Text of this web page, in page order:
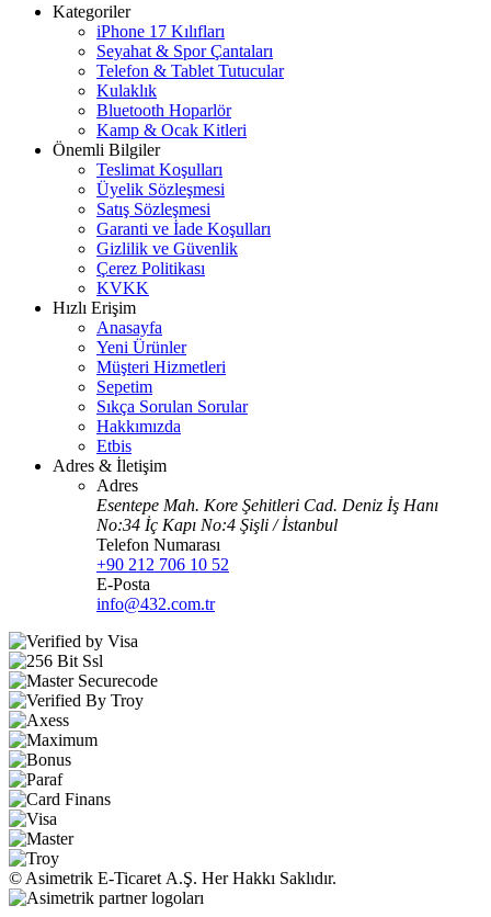
Kategoriler
iPhone 17 Kılıfları
Seyahat & Spor Çantaları
Telefon & Tablet Tutucular
Kulaklık
Bluetooth Hoparlör
Kamp & Ocak Kitleri
Önemli Bilgiler
Teslimat Koşulları
Üyelik Sözleşmesi
Satış Sözleşmesi
Garanti ve İade Koşulları
Gizlilik ve Güvenlik
Çerez Politikası
KVKK
Hızlı Erişim
Anasayfa
Yeni Ürünler
Müşteri Hizmetleri
Sepetim
Sıkça Sorulan Sorular
Hakkımızda
Etbis
Adres & İletişim
Adres
Esentepe Mah. Kore Şehitleri Cad. Deniz İş Hanı
No:34 İç Kapı No:4 Şişli / İstanbul
Telefon Numarası
+90 212 706 10 52
E-Posta
info@432.com.tr
© Asimetrik E‑Ticaret A.Ş. Her Hakkı Saklıdır.